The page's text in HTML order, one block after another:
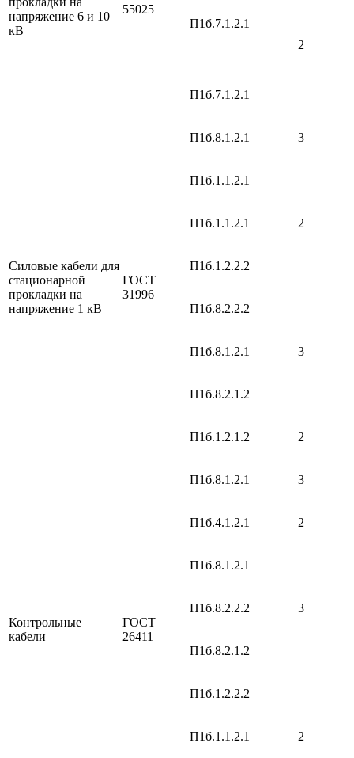
напряжение 6 и 10
кВ
55025
П1б.7.1.2.1
2
П1б.7.1.2.1
Силовые кабели для
стационарной
прокладки на
напряжение 1 кВ
ГОСТ
31996
П1б.8.1.2.1 3
П1б.1.1.2.1
2
П1б.1.1.2.1
П1б.1.2.2.2
П1б.8.2.2.2
3
П1б.8.1.2.1
П1б.8.2.1.2
П1б.1.2.1.2 2
Контрольные
кабели
ГОСТ
26411
П1б.8.1.2.1 3
П1б.4.1.2.1 2
П1б.8.1.2.1
3
П1б.8.2.2.2
П1б.8.2.1.2
П1б.1.2.2.2
2
П1б.1.1.2.1